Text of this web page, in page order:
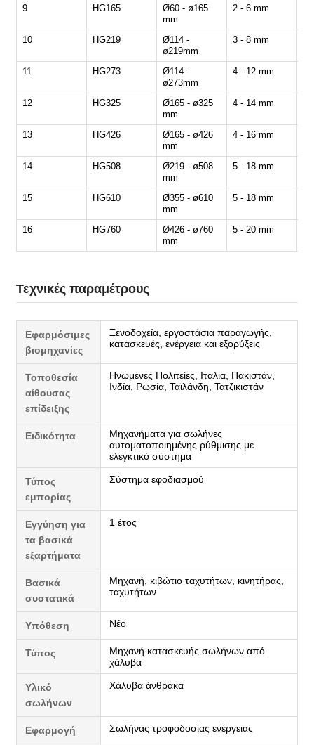
9 HG165
Ø60 - ø165
mm
2 - 6 mm
10 HG219
Ø114 -
ø219mm
3 - 8 mm
11 HG273
Ø114 -
ø273mm
4 - 12 mm
12 HG325
Ø165 - ø325
mm
4 - 14 mm
13 HG426
Ø165 - ø426
mm
4 - 16 mm
14 HG508
Ø219 - ø508
mm
5 - 18 mm
15 HG610
Ø355 - ø610
mm
5 - 18 mm
16 HG760
Ø426 - ø760
mm
5 - 20 mm
Τεχνικές παραμέτρους
Εφαρμόσιμες
βιομηχανίες
Ξενοδοχεία, εργοστάσια παραγωγής,
κατασκευές, ενέργεια και εξορύξεις
Τοποθεσία
αίθουσας
επίδειξης
Ηνωμένες Πολιτείες, Ιταλία, Πακιστάν,
Ινδία, Ρωσία, Ταϊλάνδη, Τατζικιστάν
Ειδικότητα
Μηχανήματα για σωλήνες
αυτοματοποιημένης ρύθμισης με
ελεγκτικό σύστημα
Τύπος
εμπορίας
Σύστημα εφοδιασμού
Εγγύηση για
τα βασικά
εξαρτήματα
1 έτος
Βασικά
συστατικά
Μηχανή, κιβώτιο ταχυτήτων, κινητήρας,
ταχυτήτων
Υπόθεση Νέο
Τύπος
Μηχανή κατασκευής σωλήνων από
χάλυβα
Υλικό
σωλήνων
Χάλυβα άνθρακα
Εφαρμογή Σωλήνας τροφοδοσίας ενέργειας